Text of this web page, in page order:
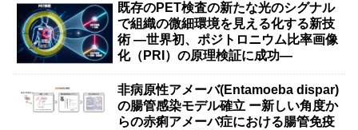
既存のPET検査の新たな光のシグナル
で組織の微細環境を見える化する新技
術 ―世界初、ポジトロニウム比率画像
化（PRI）の原理検証に成功―
非病原性アメーバ(Entamoeba dispar)
の腸管感染モデル確立 ー新しい角度か
らの赤痢アメーバ症における腸管免疫